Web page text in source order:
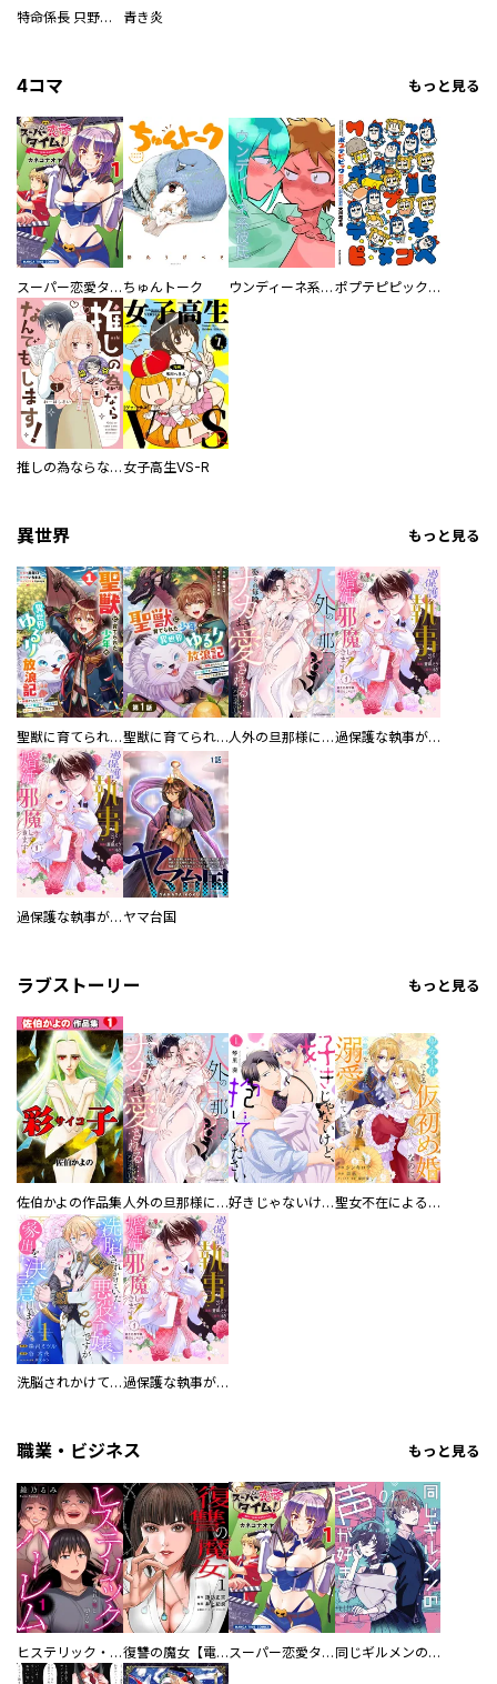
特命係長 只野仁ファイナル 愛蔵版 青き炎
4コマ もっと見る
スーパー恋愛タイム！～現場でドＳな彼女は自宅でデレる～ ちゅんトーク ウンディーネ系彼氏 ポプテピピック SEASON EIGHT
推しの為ならなんでもします！ 女子高生VS-R
異世界 もっと見る
聖獣に育てられた少年の異世界ゆるり放浪記～神様からもらったチート魔法で、仲間たちとスローライフを満喫中～ 聖獣に育てられた少年の異世界ゆるり放浪記～神様からもらったチート魔法で、仲間たちとスローライフを満喫中～【分冊版】 人外の旦那様に娶られ毎晩ナカまで愛される…。アンソロジー 過保護な執事が私の婚活を邪魔してきます！ 分冊版
過保護な執事が私の婚活を邪魔してきます！ ヤマ台国
ラブストーリー もっと見る
佐伯かよの作品集 人外の旦那様に娶られ毎晩ナカまで愛される…。アンソロジー 好きじゃないけど、抱いてください【電子単行本版／特典おまけ付き】 聖女不在による仮初め婚なのに、不器用な王太子に溺愛されています【電子単行本版／特典おまけ付き】
洗脳されかけていた悪役令嬢ですが家出を決意しました。【電子単行本版／特典おまけ付き】 過保護な執事が私の婚活を邪魔してきます！ 分冊版
職業・ビジネス もっと見る
ヒステリック・ハーレム～搾られる男と堕ちる女～【電子単行本版】 復讐の魔女【電子単行本版】 スーパー恋愛タイム！～現場でドＳな彼女は自宅でデレる～ 同じギルメンの声が好き